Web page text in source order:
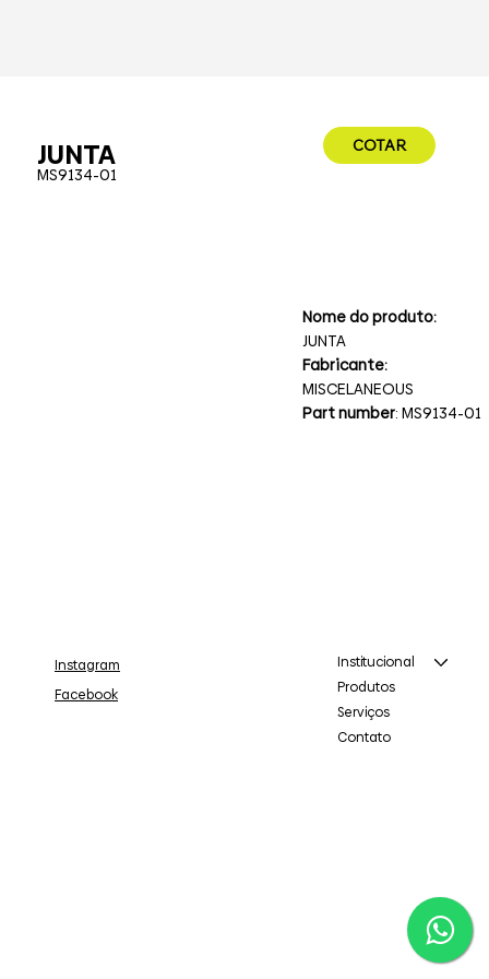
JUNTA
MS9134-01
COTAR
Nome do produto:
JUNTA
Fabricante:
MISCELANEOUS
Part number: MS9134-01
Institucional
Produtos
Serviços
Contato
Instagram
Facebook